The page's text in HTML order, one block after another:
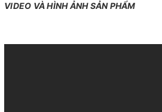
VIDEO VÀ HÌNH ẢNH SẢN PHẨM